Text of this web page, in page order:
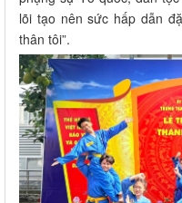
lõi tạo nên sức hấp dẫn
thân tôi”.